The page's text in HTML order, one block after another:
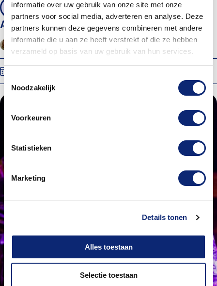
informatie over uw gebruik van onze site met onze
partners voor social media, adverteren en analyse. Deze
partners kunnen deze gegevens combineren met andere
informatie die u aan ze heeft verstrekt of die ze hebben
verzameld op basis van uw gebruik van hun services.
Toestemmingsselectie
Noodzakelijk
Voorkeuren
Statistieken
Marketing
Details tonen
Alles toestaan
Selectie toestaan
10 - 13 jaar
Acteren 10-13 jaar
Yara van Engelen Energiehuis Dordrecht